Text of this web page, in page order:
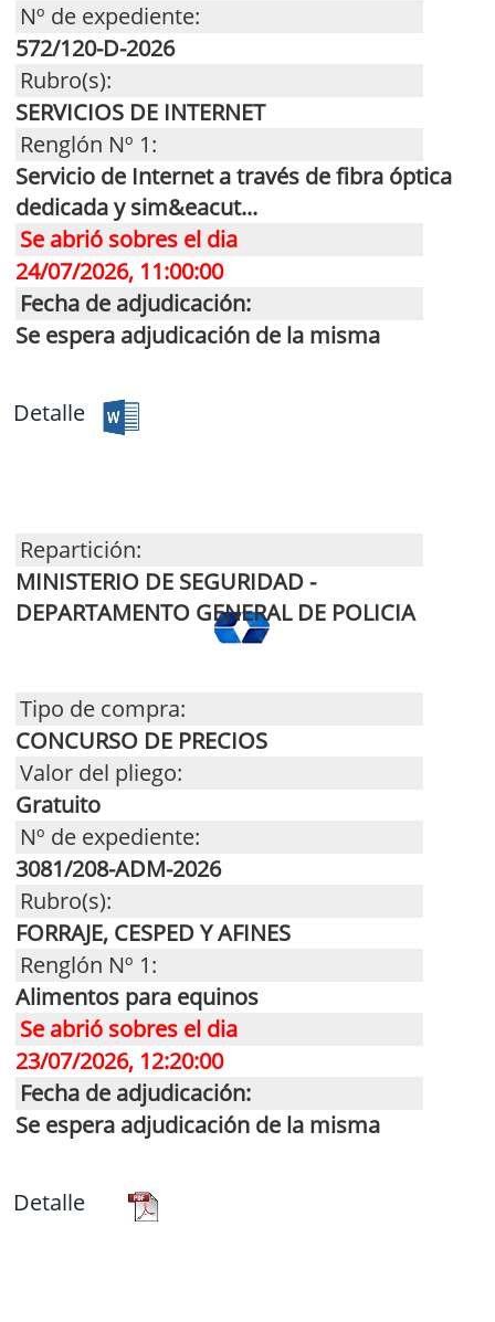
Nº de expediente:
572/120-D-2026
Rubro(s):
SERVICIOS DE INTERNET
Renglón Nº 1:
Servicio de Internet a través de fibra óptica
dedicada y sim&eacut...
Se abrió sobres el dia
24/07/2026, 11:00:00
Fecha de adjudicación:
Se espera adjudicación de la misma
Detalle
Repartición:
MINISTERIO DE SEGURIDAD -
DEPARTAMENTO GENERAL DE POLICIA
Tipo de compra:
CONCURSO DE PRECIOS
Valor del pliego:
Gratuito
Nº de expediente:
3081/208-ADM-2026
Rubro(s):
FORRAJE, CESPED Y AFINES
Renglón Nº 1:
Alimentos para equinos
Se abrió sobres el dia
23/07/2026, 12:20:00
Fecha de adjudicación:
Se espera adjudicación de la misma
Detalle